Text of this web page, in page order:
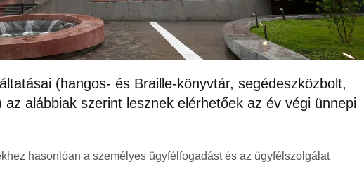
(hangos- és Braille-könyvtár, segédeszközbolt,
az alábbiak szerint lesznek elérhetőek az év végi ünnepi
hasonlóan a személyes ügyfélfogadást és az ügyfélszolgálat